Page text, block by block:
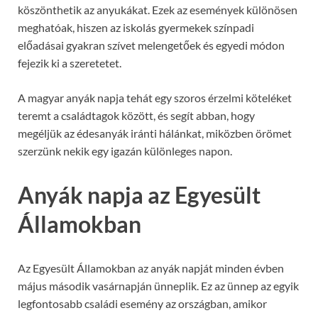
köszönthetik az anyukákat. Ezek az események különösen
meghatóak, hiszen az iskolás gyermekek színpadi
előadásai gyakran szívet melengetőek és egyedi módon
fejezik ki a szeretetet.
A magyar anyák napja tehát egy szoros érzelmi köteléket
teremt a családtagok között, és segít abban, hogy
megéljük az édesanyák iránti hálánkat, miközben örömet
szerzünk nekik egy igazán különleges napon.
Anyák napja az Egyesült
Államokban
Az Egyesült Államokban az anyák napját minden évben
május második vasárnapján ünneplik. Ez az ünnep az egyik
legfontosabb családi esemény az országban, amikor